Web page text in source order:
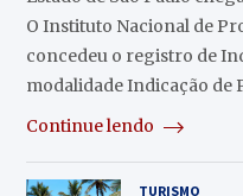
O Instituto Nacional de
concedeu o registro de
modalidade Indicação de
Continue lendo
TURISMO